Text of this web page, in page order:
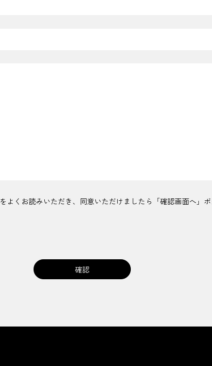
をよくお読みいただき、同意いただけましたら「確認画面へ」ボ
確認